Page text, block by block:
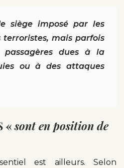
siège imposé par les
terroristes, mais parfois
passagères dues à la
ou à des attaques
«sont en position de
est ailleurs. Selon